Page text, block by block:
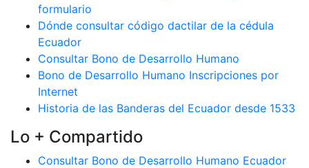
formulario
Dónde consultar código dactilar de la cédula
Ecuador
Consultar Bono de Desarrollo Humano
Bono de Desarrollo Humano Inscripciones por
Internet
Historia de las Banderas del Ecuador desde 1533
Lo + Compartido
Consultar Bono de Desarrollo Humano Ecuador